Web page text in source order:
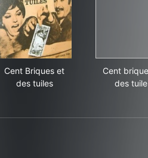
Cent Briques et
des tuiles
Cent
des